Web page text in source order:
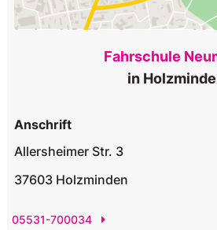
Fahrschule
in
Anschrift
Allersheimer Str. 3
37603 Holzminden
05531-700034